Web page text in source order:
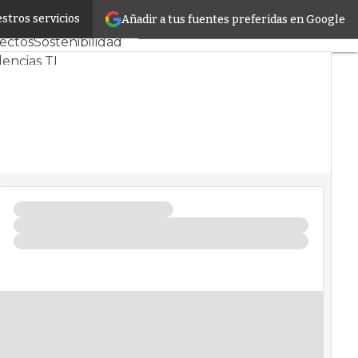
Añadir a tus fuentes preferidas en Google
servicios
CPD y Mercado
Sostenibilidad
TI